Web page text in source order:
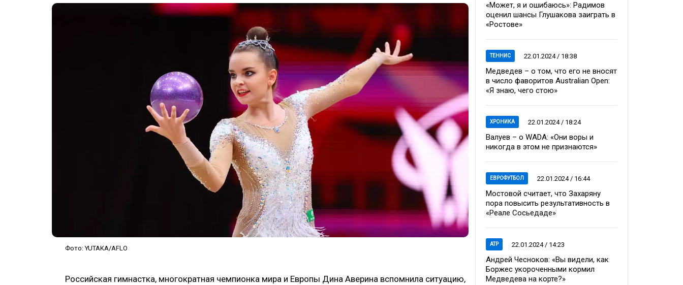
Фото: YUTAKA/AFLO
Российская гимнастка, многократная чемпионка мира и Европы Дина Аверина вспомнила ситуацию,
«Может, я и ошибаюсь»: Радимов
оценил шансы Глушакова заиграть в
«Ростове»
ТЕННИС 22.01.2024 / 18:38
Медведев – о том, что его не вносят
в число фаворитов Australian Open:
«Я знаю, чего стою»
ХРОНИКА 22.01.2024 / 18:24
Валуев – о WADA: «Они воры и
никогда в этом не признаются»
ЕВРОФУТБОЛ 22.01.2024 / 16:44
Мостовой считает, что Захаряну
пора повысить результативность в
«Реале Сосьедаде»
ATP 22.01.2024 / 14:23
Андрей Чесноков: «Вы видели, как
Боржес укороченными кормил
Медведева на корте?»